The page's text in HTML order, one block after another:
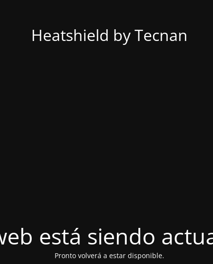
Heatshield by Tecnan
está siendo
Pronto volverá a estar disponible.